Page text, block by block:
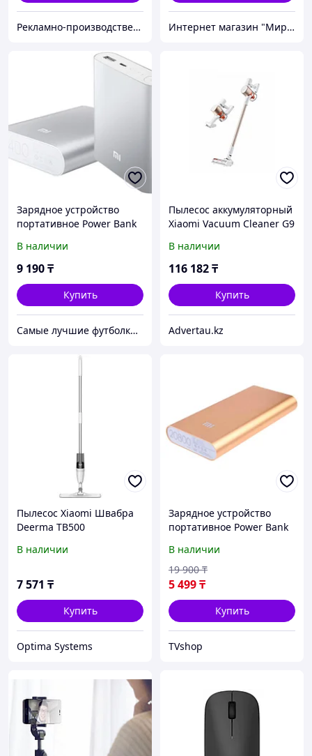
Рекламно-производственная компания «2Ymedia» Интернет магазин "Мир Электроники" г. Астана
Зарядное устройство
портативное Power Bank
mAh} (Серебро / 10400
мА/ч)
В наличии
9 190₸
Купить
Самые лучшие футболки на планете продаются тут.
Пылесос аккумуляторный
Xiaomi Vacuum Cleaner G9
В наличии
116 182₸
Купить
Advertau.kz
Пылесос Xiaomi Швабра
Deerma TB500
В наличии
7 571 ₸
Купить
Optima Systems
Зарядное устройство
портативное Power Bank
mAh} (Золото / 20800 мА/
ч)
В наличии
5 499₸
19 900 ₸
Купить
TVshop